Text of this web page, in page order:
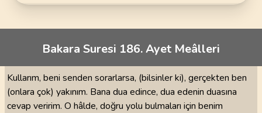
Bakara Suresi 186. Ayet Meâlleri
Kullarım, beni senden sorarlarsa, (bilsinler ki), gerçekten ben
(onlara çok) yakınım. Bana dua edince, dua edenin duasına
cevap veririm. O hâlde, doğru yolu bulmaları için benim